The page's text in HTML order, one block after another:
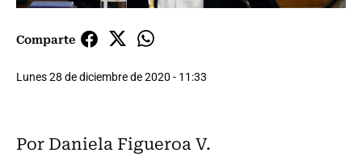
Comparte
Lunes 28 de diciembre de 2020 - 11:33
Por Daniela Figueroa V.